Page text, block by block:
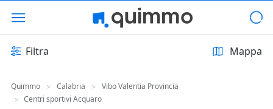
Filtra Mappa
Quimmo > Calabria >
Vibo Valentia Provincia
> Centri sportivi Acquaro